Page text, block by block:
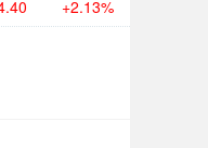
+2.13%